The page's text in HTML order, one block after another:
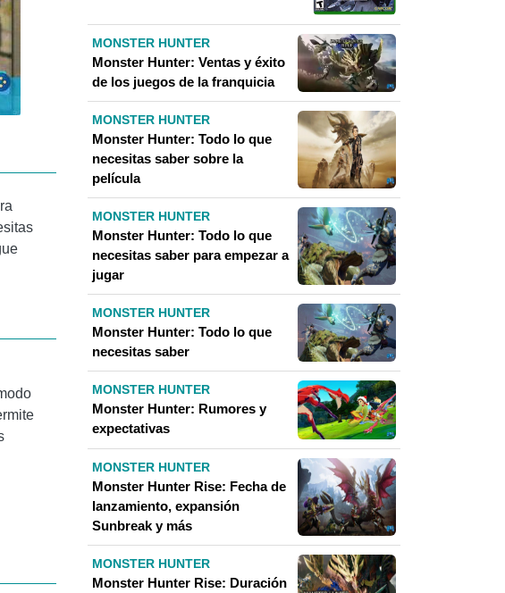
MONSTER HUNTER
Monster Hunter: Ventas y éxito
de los juegos de la franquicia
MONSTER HUNTER
Monster Hunter: Todo lo que
necesitas saber sobre la
película
MONSTER HUNTER
Monster Hunter: Todo lo que
necesitas saber para empezar a
jugar
MONSTER HUNTER
Monster Hunter: Todo lo que
necesitas saber
MONSTER HUNTER
Monster Hunter: Rumores y
expectativas
MONSTER HUNTER
Monster Hunter Rise: Fecha de
lanzamiento, expansión
Sunbreak y más
MONSTER HUNTER
Monster Hunter Rise: Duración